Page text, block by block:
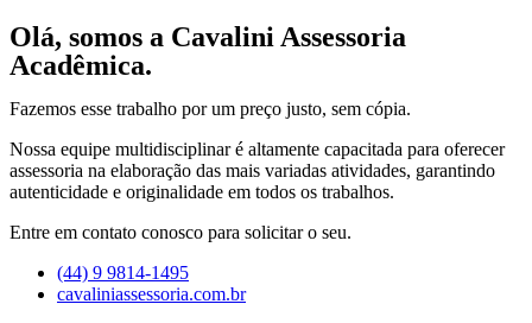
Olá, somos a Cavalini Assessoria
Acadêmica.
Fazemos esse trabalho por um preço justo, sem cópia.
Nossa equipe multidisciplinar é altamente capacitada para oferecer
assessoria na elaboração das mais variadas atividades, garantindo
autenticidade e originalidade em todos os trabalhos.
Entre em contato conosco para solicitar o seu.
(44) 9 9814-1495
cavaliniassessoria.com.br